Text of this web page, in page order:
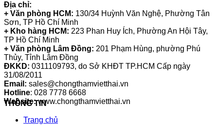
Địa chỉ:
+ Văn phòng HCM: 130/34 Huỳnh Văn Nghệ, Phường Tân
Sơn, TP Hồ Chí Minh
+ Kho hàng HCM: 223 Phan Huy Ích, Phường An Hội Tây,
TP Hồ Chí Minh
+ Văn phòng Lâm Đồng: 201 Phạm Hùng, phường Phú
Thủy, Tỉnh Lâm Đồng
ĐKKD: 0311109793, do Sở KHĐT TP.HCM Cấp ngày
31/08/2011
Email: sales@chongthamvietthai.vn
Hotline: 028 7778 6668
Website:www.chongthamvietthai.vn
THÔNG TIN
Trang chủ